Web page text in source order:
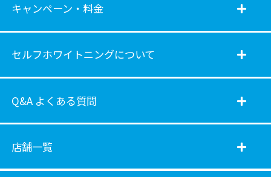
キャンペーン・料金
セルフホワイトニングについて
Q&A よくある質問
店舗一覧